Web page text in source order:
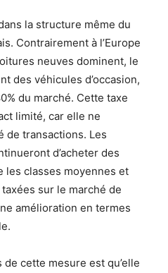
la structure même du
Contrairement à l’Europe
neuves dominent, le
des véhicules d’occasion,
du marché. Cette taxe
limité, car elle ne
de transactions. Les
d’acheter des
les classes moyennes et
sur le marché de
amélioration en termes
de cette mesure est qu’elle